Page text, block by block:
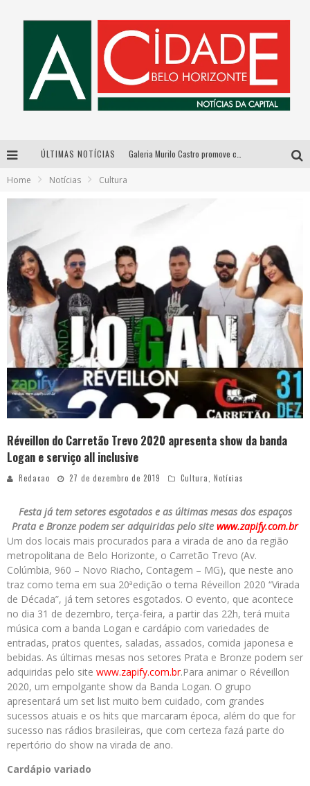
ÚLTIMAS NOTÍCIAS
Home Notícias Cultura
Réveillon do Carretão Trevo 2020 apresenta show da banda
Logan e serviço all inclusive
Redacao 27 de dezembro de 2019 Cultura Notícias
Festa já tem setores esgotados e as últimas mesas dos espaços
Prata e Bronze podem ser adquiridas pelo site www.zapify.com.br
Um dos locais mais procurados para a virada de ano da região
metropolitana de Belo Horizonte, o Carretão Trevo (Av.
Colúmbia, 960 – Novo Riacho, Contagem – MG), que neste ano
traz como tema em sua 20ªedição o tema Réveillon 2020 “Virada
de Década”, já tem setores esgotados. O evento, que acontece
no dia 31 de dezembro, terça-feira, a partir das 22h, terá muita
música com a banda Logan e cardápio com variedades de
entradas, pratos quentes, saladas, assados, comida japonesa e
bebidas. As últimas mesas nos setores Prata e Bronze podem ser
adquiridas pelo site www.zapify.com.br.Para animar o Réveillon
2020, um empolgante show da Banda Logan. O grupo
apresentará um set list muito bem cuidado, com grandes
sucessos atuais e os hits que marcaram época, além do que for
sucesso nas rádios brasileiras, que com certeza fazá parte do
repertório do show na virada de ano.
Cardápio variado